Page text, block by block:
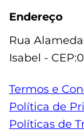
Endereço
Rua
Isabel -
Termos e
Política de
Políticas de